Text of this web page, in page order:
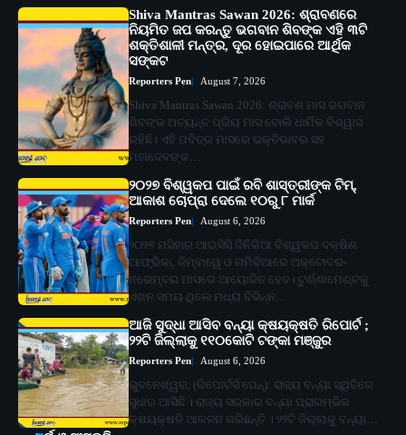
Shiva Mantras Sawan 2026: ଶ୍ରାବଣରେ
ନିୟମିତ ଜପ କରନ୍ତୁ ଭଗବାନ ଶିବଙ୍କ ଏହି ୩ଟି
ଶକ୍ତିଶାଳୀ ମନ୍ତ୍ର, ଦୂର ହୋଇପାରେ ଆର୍ଥିକ
ସଙ୍କଟ
Reporters Pen August 7, 2026
Shiva Mantras Sawan 2026: ଶ୍ରାବଣ ମାସ ଭଗବାନ
ଶିବଙ୍କ ଅତ୍ୟନ୍ତ ପ୍ରିୟ ମାସ ବୋଲି ଧାର୍ମିକ ବିଶ୍ୱାସ
ରହିଛି। ଏହି ପବିତ୍ର ମାସରେ ଭକ୍ତିଭାବର ସହ
ମହାଦେବଙ୍କ…
୨୦୨୭ ବିଶ୍ୱକପ ପାଇଁ ରବି ଶାସ୍ତ୍ରୀଙ୍କ ଟିମ୍,
ଆକାଶ ଚୋପ୍ରା ଦେଲେ ୧୦ରୁ ୮ ମାର୍କ
Reporters Pen August 6, 2026
୨୦୨୭ ମସିହାର ଆଇସିସି ଦିନିକିଆ ବିଶ୍ୱକପ ଦକ୍ଷିଣ
ଆଫ୍ରିକା, ଜିମ୍ବାୱେ ଓ ନାମିବିଆରେ ଅକ୍ଟୋବର-
ନଭେମ୍ବର ମାସରେ ଆୟୋଜିତ ହେବ। ଟୁର୍ଣ୍ଣାମେଣ୍ଟକୁ
ଏଖନ ସମୟ ଥିଲେ ମଧ୍ୟ ବିଭିନ୍ନ…
ଆଜି ସୁଦ୍ଧା ଆସିବ ବନ୍ୟା କ୍ଷୟକ୍ଷତି ରିପୋର୍ଟ ;
୨୨ଟି ଜିଲ୍ଲାକୁ ୧୧୦କୋଟି ଟଙ୍କା ମଞ୍ଜୁର
Reporters Pen August 6, 2026
ଭୁବନେଶ୍ୱର, (ରିପୋର୍ଟର୍ସ ପେନ୍‌): ରାଜ୍ୟ ବନ୍ୟା ସ୍ଥିତିରେ
ସୁଧାର ଆସିଛି । ରାଜ୍ୟ ସରକାର ବନ୍ୟା ପ୍ରାରମ୍ଭିକ
କ୍ଷୟକ୍ଷତି ଆକଳନ କରିଛନ୍ତି । ୨୨ଟି ଜିଲ୍ଲାକୁ ବନ୍ୟା…